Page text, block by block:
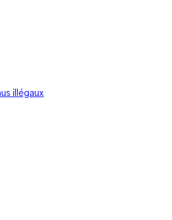
illégaux